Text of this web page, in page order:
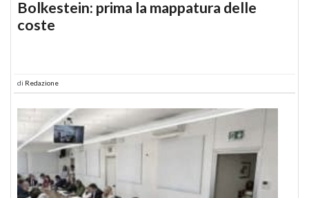
Bolkestein: prima la mappatura delle
coste
di Redazione